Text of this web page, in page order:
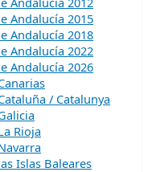
Andalucía 2015
Andalucía 2018
Andalucía 2022
Andalucía 2026
/ Catalunya
Rioja
Islas Baleares